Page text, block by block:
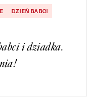
DZIEŃ BABCI
i dziadka.